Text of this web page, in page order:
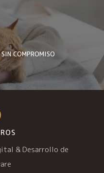
COMPROMISO
& Desarrollo de